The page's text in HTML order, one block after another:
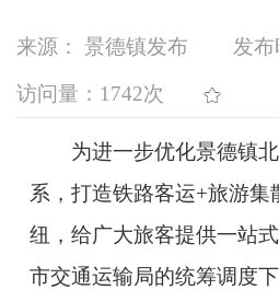
来源： 景德镇发布 发布
访问量： 1742次
为进一步优化景德镇
系，打造铁路客运+旅游集
纽，给广大旅客提供一站
市交通运输局的统筹调度下